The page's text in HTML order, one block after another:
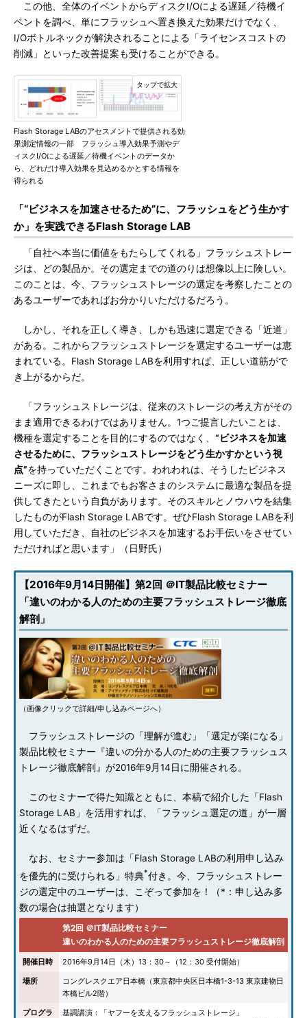
この他、全体のイベントからディスクI/Oによる遅延／待機イ
ベントを調べ、単にフラッシュへ置き換えた効果だけでなく、
I/Oボトルネックが解決されることによる「ライセンスコストの
削減」といった改善提案も受けることができる。
Flash Storage LABのアセスメントで提供される効
果測定情報の一部 フラッシュ導入効果予測やデ
ィスクI/Oによる遅延／待機イベントのデータか
ら、どれだけ導入効果を見込めるかとする情報を
得られる
「“ビジネスを加速させるため”に、フラッシュをどう生かす
か」を実践できるFlash Storage LAB
「自社へ本当に価値をもたらしてくれる」フラッシュストレー
ジは、どの製品か。その選定までの道のりは想像以上に険しい。
このことは、今、フラッシュストレージの選定を考察したことの
あるユーザーであればお分かりいただけるだろう。
しかし、それを正しく導き、しかも迅速に選定できる「近道」
がある。これからフラッシュストレージを選定するユーザーは恵
まれている。Flash Storage LABを利用すれば、正しい道筋がで
き上がるからだ。
「フラッシュストレージは、従来のストレージの考え方がその
まま適用できるわけではありません。1つご提言したいことは、
機種を選定することを目的にするのではなく、 “ビジネスを加速
させるために、フラッシュストレージをどう生かすかという視
点”を持っていただくことです。われわれは、そうしたビジネス
ニーズに即し、これまでもお客さまのシステムに最適な製品を提
供してきたという自負があります。そのスキルとノウハウを結集
したものがFlash Storage LABです。ぜひFlash Storage LABを利
用していただき、自社のビジネスを加速するお手伝いをさせてい
ただければと思います」（日野氏）
【2016年9月14日開催】第2回 ＠IT製品比較セミナー
「違いのわかる人のための主要フラッシュストレージ徹底
解剖」
（画像クリックで詳細/申し込みページへ）
フラッシュストレージの「理解が進む」「選定が楽になる」
製品比較セミナー『違いの分かる人のための主要フラッシュス
トレージ徹底解剖』が2016年9月14日に開催される。
このセミナーで得た知識とともに、本稿で紹介した「Flash
Storage LAB」を活用すれば、「フラッシュ選定の道」が一層
近くなるはずだ。
なお、セミナー参加は「Flash Storage LABの利用申し込み
を優先的に受けられる」特典*付き。今、フラッシュストレー
ジの選定中のユーザーは、こぞって参加を！（*：申し込み多
数の場合は抽選となります）
第2回 ＠IT製品比較セミナー
違いのわかる人のための主要フラッシュストレージ徹底解剖
開催日時
2016年9月14日（木）13：30～（12：30 受付開始）
場所
コングレスクエア日本橋（東京都中央区日本橋1-3-13 東京建物日
本橋ビル2階）
プログラ
基調講演：「ヤフーを支えるフラッシュストレージ」